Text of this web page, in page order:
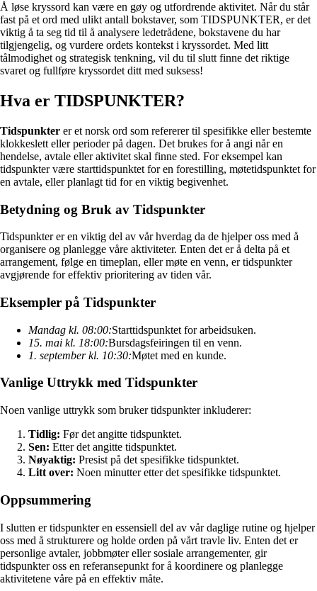
Å løse kryssord kan være en gøy og utfordrende aktivitet. Når du står
fast på et ord med ulikt antall bokstaver, som TIDSPUNKTER, er det
viktig å ta seg tid til å analysere ledetrådene, bokstavene du har
tilgjengelig, og vurdere ordets kontekst i kryssordet. Med litt
tålmodighet og strategisk tenkning, vil du til slutt finne det riktige
svaret og fullføre kryssordet ditt med suksess!
Hva er TIDSPUNKTER?
Tidspunkter er et norsk ord som refererer til spesifikke eller bestemte
klokkeslett eller perioder på dagen. Det brukes for å angi når en
hendelse, avtale eller aktivitet skal finne sted. For eksempel kan
tidspunkter være starttidspunktet for en forestilling, møtetidspunktet for
en avtale, eller planlagt tid for en viktig begivenhet.
Betydning og Bruk av Tidspunkter
Tidspunkter er en viktig del av vår hverdag da de hjelper oss med å
organisere og planlegge våre aktiviteter. Enten det er å delta på et
arrangement, følge en timeplan, eller møte en venn, er tidspunkter
avgjørende for effektiv prioritering av tiden vår.
Eksempler på Tidspunkter
Mandag kl. 08:00:Starttidspunktet for arbeidsuken.
15. mai kl. 18:00:Bursdagsfeiringen til en venn.
1. september kl. 10:30:Møtet med en kunde.
Vanlige Uttrykk med Tidspunkter
Noen vanlige uttrykk som bruker tidspunkter inkluderer:
Tidlig: Før det angitte tidspunktet.
Sen: Etter det angitte tidspunktet.
Nøyaktig: Presist på det spesifikke tidspunktet.
Litt over: Noen minutter etter det spesifikke tidspunktet.
Oppsummering
I slutten er tidspunkter en essensiell del av vår daglige rutine og hjelper
oss med å strukturere og holde orden på vårt travle liv. Enten det er
personlige avtaler, jobbmøter eller sosiale arrangementer, gir
tidspunkter oss en referansepunkt for å koordinere og planlegge
aktivitetene våre på en effektiv måte.